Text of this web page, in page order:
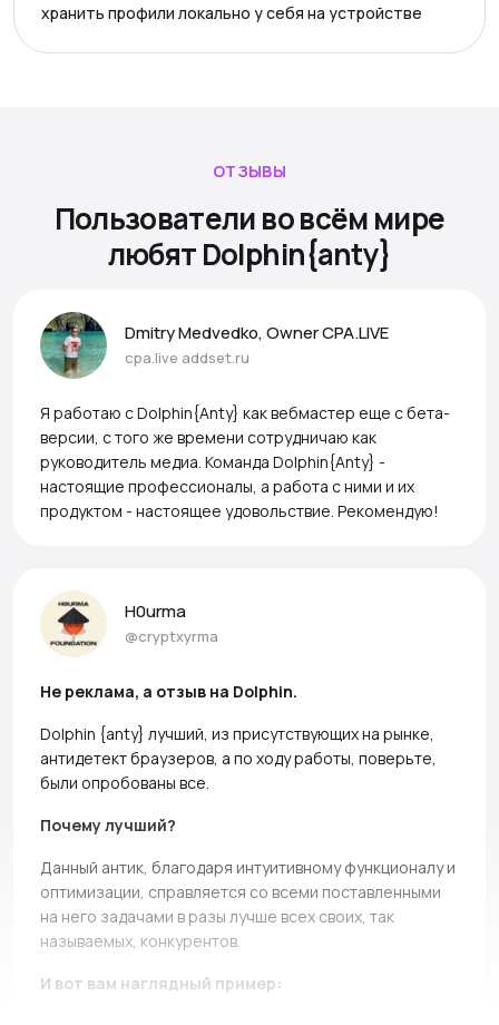
хранить профили локально у себя на устройстве
ОТЗЫВЫ
Пользователи во всём мире
любят Dolphin{anty}
Dmitry Medvedko, Owner CPA.LIVE
cpa.live addset.ru
Я работаю с Dolphin{Anty} как вебмастер еще с бета-
версии, с того же времени сотрудничаю как
руководитель медиа. Команда Dolphin{Anty} -
настоящие профессионалы, а работа с ними и их
продуктом - настоящее удовольствие. Рекомендую!
H0urma
@cryptxyrma
Не реклама, а отзыв на Dolphin.
Dolphin {anty} лучший, из присутствующих на рынке,
антидетект браузеров, а по ходу работы, поверьте,
были опробованы все.
Почему лучший?
Данный антик, благодаря интуитивному функционалу и
оптимизации, справляется со всеми поставленными
на него задачами в разы лучше всех своих, так
называемых, конкурентов.
И вот вам наглядный пример: